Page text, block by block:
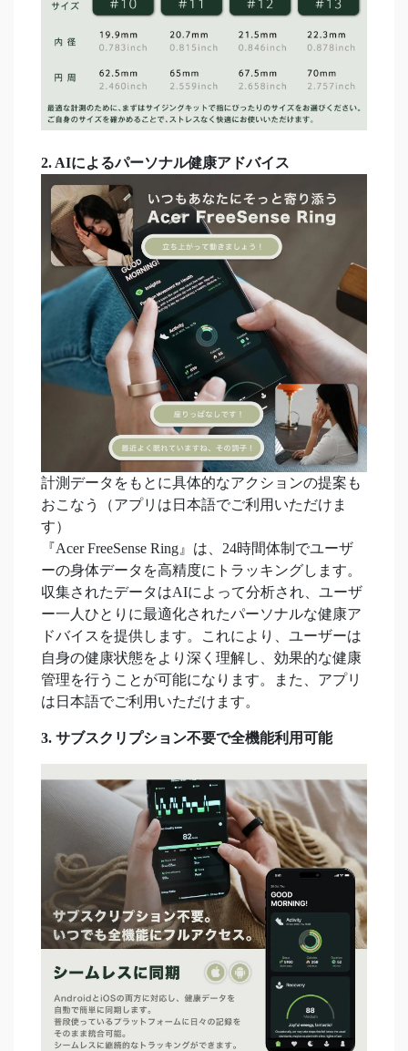
2. AIによるパーソナル健康アドバイス
計測データをもとに具体的なアクションの提案も
おこなう（アプリは日本語でご利用いただけま
す）
『Acer FreeSense Ring』は、24時間体制でユーザ
ーの身体データを高精度にトラッキングします。
収集されたデータはAIによって分析され、ユーザ
ー一人ひとりに最適化されたパーソナルな健康ア
ドバイスを提供します。これにより、ユーザーは
自身の健康状態をより深く理解し、効果的な健康
管理を行うことが可能になります。また、アプリ
は日本語でご利用いただけます。
3. サブスクリプション不要で全機能利用可能